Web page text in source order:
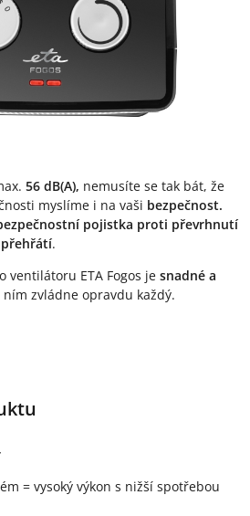
56 dB(A), nemusíte se tak bát, že
myslíme i na vaši bezpečnost.
pojistka proti převrhnutí
.
ventilátoru ETA Fogos je snadné a
zvládne opravdu každý.
= vysoký výkon s nižší spotřebou